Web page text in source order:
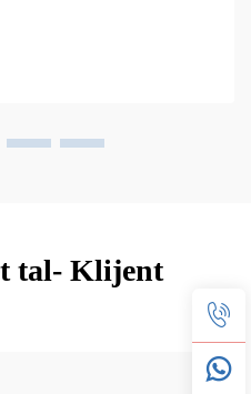
tal- Klijent